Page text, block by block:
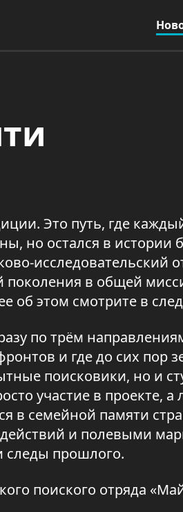
Это путь, где
но остался в истории
исследовательский
в общей
об этом смотрите в
по трём
и где до сих пор
поисковики, но и
участие в проекте,
в семейной памяти
и полевыми
следы прошлого.
поиского отряда